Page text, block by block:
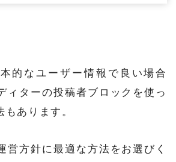
的なユーザー情報で良い場合
ィターの投稿者ブロックを使っ
あります。
営方針に最適な方法をお選びく